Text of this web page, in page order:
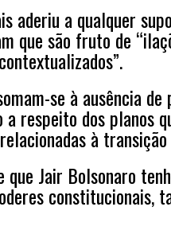
aderiu a qualquer
que são fruto de
se à ausência de
respeito dos planos
à transição
Jair Bolsonaro
constitucionais,